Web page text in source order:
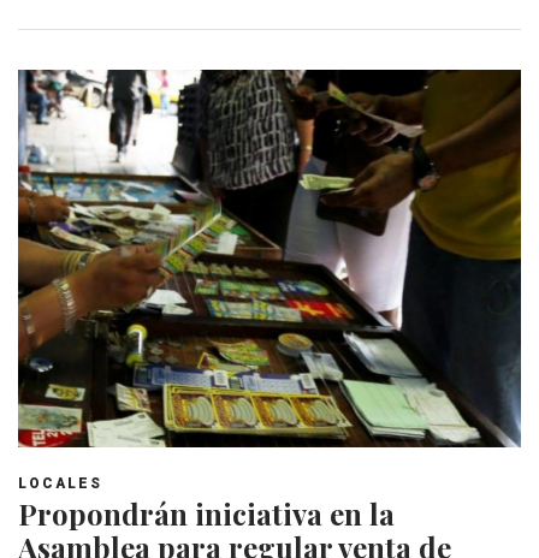
LOCALES
Propondrán iniciativa en la
Asamblea para regular venta de